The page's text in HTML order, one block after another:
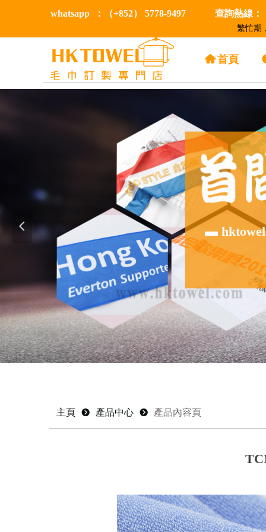
whatsapp ：（+852） 5778-9497 查詢熱線
繁忙期
▬ hktowel
넳
낀首頁
主頁 뀹 產品中心 뀹 產品內容頁